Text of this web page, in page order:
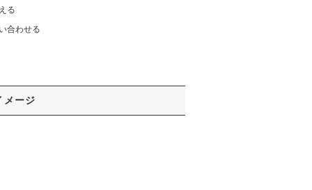
る
合わせる
メージ